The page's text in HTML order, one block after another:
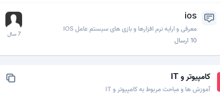
ios
معرفی و ارایه نرم افزارها و بازی های سیستم عامل IOS
10 ارسال
کامپیوتر و IT
آموزش ها و مباحث مربوط به کامپیوتر و IT